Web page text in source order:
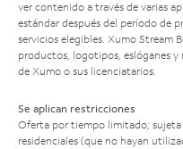
ver contenido a través de varias
estándar después del período de
servicios elegibles. Xumo Stream
productos, logotipos, eslóganes y
de Xumo o sus licenciatarios.
Se aplican restricciones
Oferta por tiempo limitado; sujeta
residenciales (que no hayan